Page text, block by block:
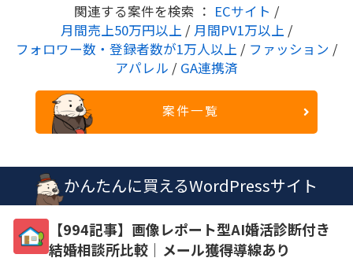
関連する案件を検索 ： ECサイト /
月間売上50万円以上 / 月間PV1万以上 /
フォロワー数・登録者数が1万人以上 / ファッション /
アパレル / GA連携済
案件一覧
かんたんに買えるWordPressサイト
【994記事】画像レポート型AI婚活診断付き
結婚相談所比較｜メール獲得導線あり